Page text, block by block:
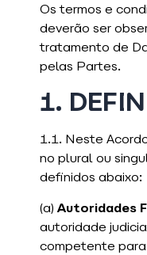
Os termos e
deverão ser
tratamento de
pelas Partes.
1.
1.1. Neste
no plural ou
definidos abaixo:
(a) Autoridades
autoridade
competente